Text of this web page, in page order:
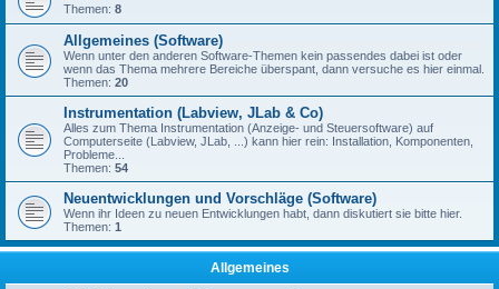
Themen: 8
Allgemeines (Software)
Wenn unter den anderen Software-Themen kein passendes dabei ist oder
wenn das Thema mehrere Bereiche überspant, dann versuche es hier einmal.
Themen: 20
Instrumentation (Labview, JLab & Co)
Alles zum Thema Instrumentation (Anzeige- und Steuersoftware) auf
Computerseite (Labview, JLab, ...) kann hier rein: Installation, Komponenten,
Probleme...
Themen: 54
Neuentwicklungen und Vorschläge (Software)
Wenn ihr Ideen zu neuen Entwicklungen habt, dann diskutiert sie bitte hier.
Themen: 1
Allgemeines